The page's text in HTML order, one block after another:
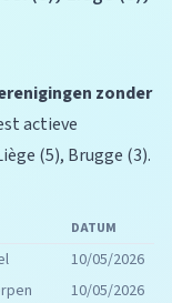
zonder
actieve
(5), Brugge (3).
DATUM
10/05/2026
10/05/2026